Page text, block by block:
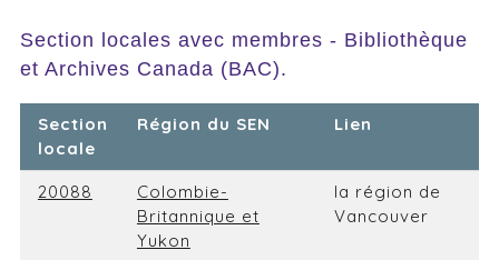
Section locales avec membres - Bibliothèque
et Archives Canada (BAC).
Section
locale
Région du SEN Lien
20088
Colombie-
Britannique et
Yukon
la région de
Vancouver